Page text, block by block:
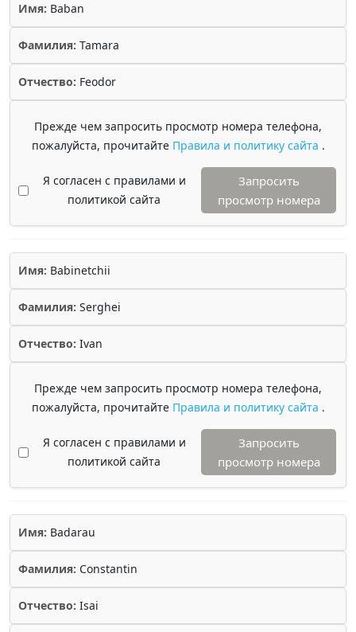
Имя: Baban
Фамилия: Tamara
Отчество: Feodor
Прежде чем запросить просмотр номера телефона,
пожалуйста, прочитайте Правила и политику сайта .
Я согласен с правилами и
политикой сайта
Запросить
просмотр номера
Имя: Babinetchii
Фамилия: Serghei
Отчество: Ivan
Прежде чем запросить просмотр номера телефона,
пожалуйста, прочитайте Правила и политику сайта .
Я согласен с правилами и
политикой сайта
Запросить
просмотр номера
Имя: Badarau
Фамилия: Constantin
Отчество: Isai